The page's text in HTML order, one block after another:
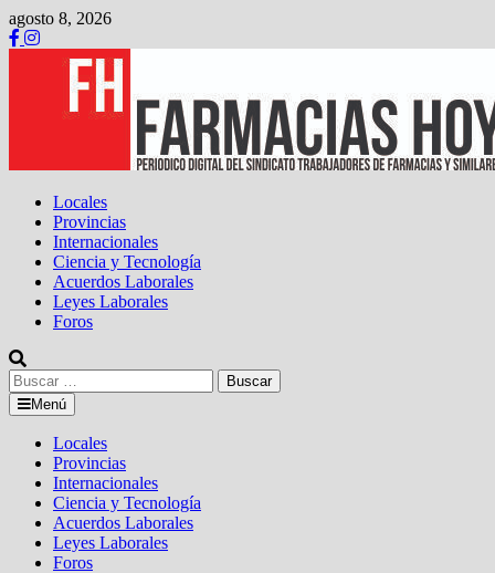
Saltar
al
contenido
agosto 8, 2026
Locales
Provincias
Internacionales
Ciencia y Tecnología
Acuerdos Laborales
Leyes Laborales
Foros
Buscar:
Menú
Locales
Provincias
Internacionales
Ciencia y Tecnología
Acuerdos Laborales
Leyes Laborales
Foros